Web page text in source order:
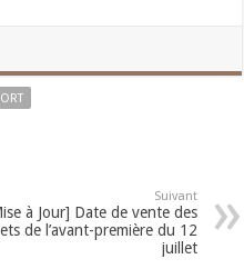
Suivant
à Jour] Date de vente des
de l’avant-première du 12
juillet